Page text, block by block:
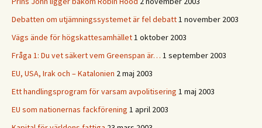
Debatten om utjämningssystemet är fel debatt1 november 2003
Vägs ände för högskattesamhället1 oktober 2003
Fråga 1: Du vet säkert vem Greenspan är… 1 september 2003
EU, USA, Irak och – Katalonien 2 maj 2003
Ett handlingsprogram för varsam avpolitisering 1 maj 2003
EU som nationernas fackförening 1 april 2003